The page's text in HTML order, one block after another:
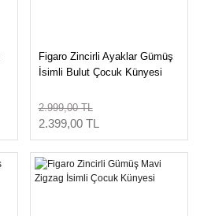
Figaro Zincirli Ayaklar Gümüş
İsimli Bulut Çocuk Künyesi
2.999,00 TL
2.399,00 TL